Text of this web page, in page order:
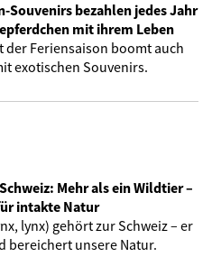
Souvenirs bezahlen jedes Jahr
mit ihrem Leben
der Feriensaison boomt auch
exotischen Souvenirs.
Mehr als ein Wildtier –
intakte Natur
lynx) gehört zur Schweiz – er
bereichert unsere Natur.